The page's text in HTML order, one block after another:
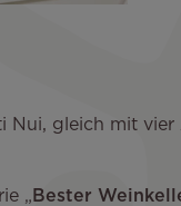
Nui, gleich mit
„ Bester